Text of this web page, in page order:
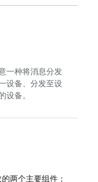
一种将消息分发
设备、分发至设
设备。
两个主要组件：